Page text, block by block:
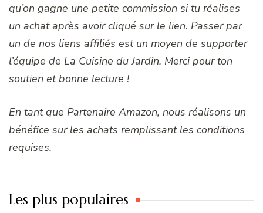
qu’on gagne une petite commission si tu réalises
un achat après avoir cliqué sur le lien. Passer par
un de nos liens affiliés est un moyen de supporter
l’équipe de La Cuisine du Jardin. Merci pour ton
soutien et bonne lecture !
En tant que Partenaire Amazon, nous réalisons un
bénéfice sur les achats remplissant les conditions
requises.
Les plus populaires